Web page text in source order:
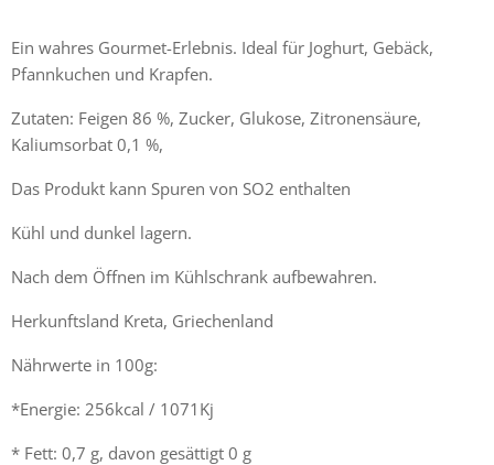
Ein wahres Gourmet-Erlebnis. Ideal für Joghurt, Gebäck,
Pfannkuchen und Krapfen.
Zutaten: Feigen 86 %, Zucker, Glukose, Zitronensäure,
Kaliumsorbat 0,1 %,
Das Produkt kann Spuren von SO2 enthalten
Kühl und dunkel lagern.
Nach dem Öffnen im Kühlschrank aufbewahren.
Herkunftsland Kreta, Griechenland
Nährwerte in 100g:
*Energie: 256kcal / 1071Kj
* Fett: 0,7 g, davon gesättigt 0 g